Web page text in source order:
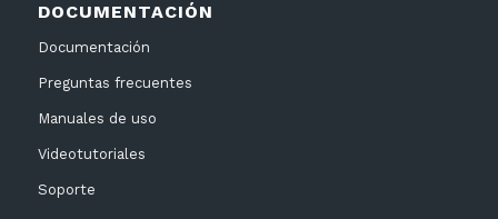
DOCUMENTACIÓN
Documentación
Preguntas frecuentes
Manuales de uso
Videotutoriales
Soporte